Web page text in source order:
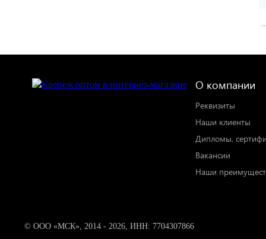
О компании
Реквизиты
Наши клиенты
Дипломы,
Вакансии
Наши
© ООО «МСК», 2014 - 2026, ИНН: 7704307866